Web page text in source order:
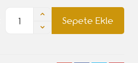
Sepete Ekle